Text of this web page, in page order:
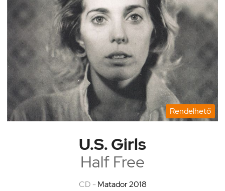
Rendelhető
U.S. Girls
Half Free
CD -Matador 2018